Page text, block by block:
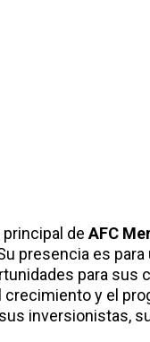
de AFC
presencia es
para sus
crecimiento y el
inversionistas,